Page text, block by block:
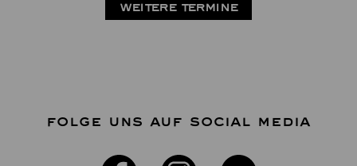
WEITERE TERMINE
FOLGE UNS AUF SOCIAL MEDIA